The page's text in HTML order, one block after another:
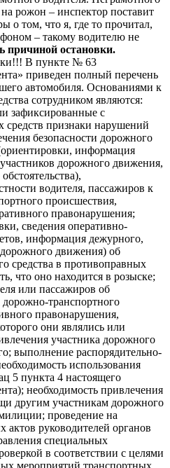
рожон – инспектор поставит
о том, что я, где то прочитал,
– такому водителю не
причиной остановки.
В пункте № 63
приведен полный перечень
автомобиля. Основаниями к
сотрудником являются:
зафиксированные с
средств признаки нарушений
безопасности дорожного
информация
дорожного движения,
водителя, пассажиров к
происшествия,
правонарушения;
сведения оперативно-
информация дежурного,
движения) об
средства в противоправных
что оно находится в розыске;
или пассажиров об
дорожно-транспортного
правонарушения,
они являлись или
участника дорожного
выполнение распорядительно-
использования
5 пункта 4 настоящего
необходимость привлечения
другим участникам дорожного
проведение на
актов руководителей органов
специальных
в соответствии с целями
мероприятий транспортных